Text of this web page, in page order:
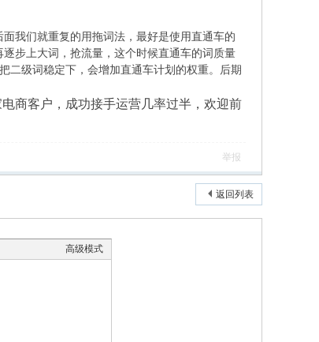
我们就重复的用拖词法，最好是使用直通车的
步上大词，抢流量，这个时候直通车的词质量
二级词稳定下，会增加直通车计划的权重。后期
商客户，成功接手运营几率过半，欢迎前
举报
返回列表
高级模式